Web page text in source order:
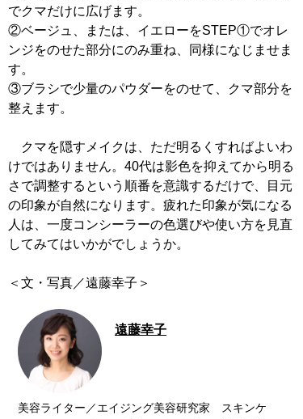
でクマだけに広げます。
②ベージュ、または、イエローをSTEP①でオレ
ンジをのせた部分にのみ重ね、同様になじませま
す。
③ブラシで少量のパウダーをのせて、クマ部分を
整えます。
クマを隠すメイクは、ただ明るくすればよいわ
けではありません。40代は影色を抑えてから明る
さで調整するという順番を意識するだけで、目元
の印象が自然になります。疲れた印象が気になる
人は、一度コンシーラーの色選びや使い方を見直
してみてはいかがでしょうか。
＜文・写真／遠藤幸子＞
遠藤幸子
美容ライター／エイジング美容研究家 スキンケ